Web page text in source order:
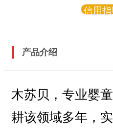
信用指
产品介绍
木苏贝，专业婴
耕该领域多年，